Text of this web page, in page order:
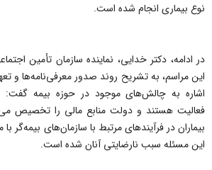
نوع بیماری انجام شده است.
در ادامه، دکتر خدایی، نماینده سازمان تأمین
این مراسم، به تشریح روند صدور معرفی‌نامه‌ها و
اشاره به چالش‌های موجود در حوزه بیمه گفت:
فعالیت هستند و دولت منابع مالی را تخصیص
بیماران در فرآیندهای مرتبط با سازمان‌های بیمه‌گر
این مسئله سبب نارضایتی آنان شده است.